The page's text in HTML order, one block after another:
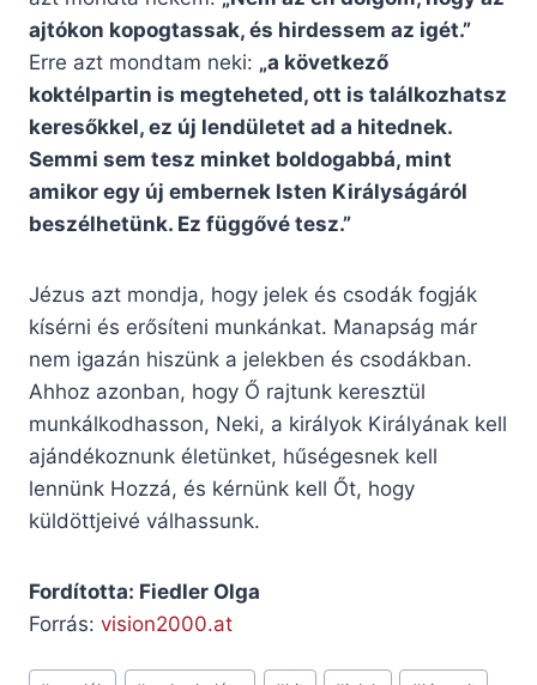
ajtókon kopogtassak, és hirdessem az igét.”
Erre azt mondtam neki: „a következő
koktélpartin is megteheted, ott is találkozhatsz
keresőkkel, ez új lendületet ad a hitednek.
Semmi sem tesz minket boldogabbá, mint
amikor egy új embernek Isten Királyságáról
beszélhetünk. Ez függővé tesz.”
Jézus azt mondja, hogy jelek és csodák fogják
kísérni és erősíteni munkánkat. Manapság már
nem igazán hiszünk a jelekben és csodákban.
Ahhoz azonban, hogy Ő rajtunk keresztül
munkálkodhasson, Neki, a királyok Királyának kell
ajándékoznunk életünket, hűségesnek kell
lennünk Hozzá, és kérnünk kell Őt, hogy
küldöttjeivé válhassunk.
Fordította: Fiedler Olga
Forrás: vision2000.at
Post